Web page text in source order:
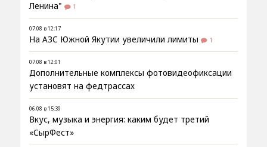
Ленина"
1
07.08 в 12:17
На АЗС Южной Якутии увеличили лимиты 1
07.08 в 12:01
Дополнительные комплексы фотовидеофиксации
установят на федтрассах
06.08 в 15:39
Вкус, музыка и энергия: каким будет третий
«СырФест»